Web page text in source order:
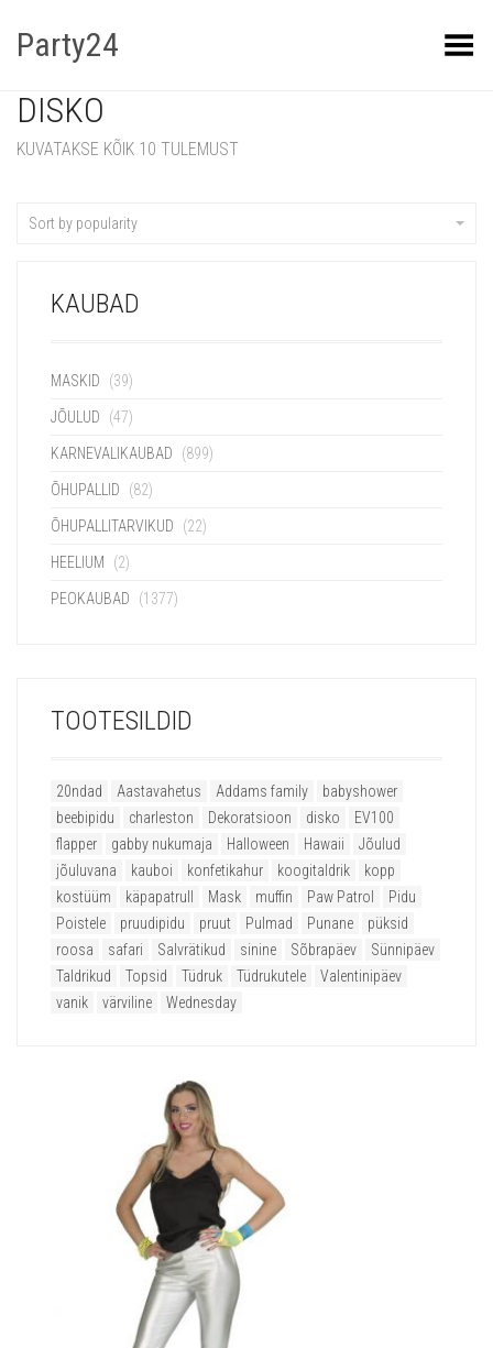
Party24 Kuva menüü
DISKO
KUVATAKSE KÕIK 10 TULEMUST
Sort by popularity
KAUBAD
MASKID (39)
JÕULUD (47)
KARNEVALIKAUBAD (899)
ÕHUPALLID (82)
ÕHUPALLITARVIKUD (22)
HEELIUM (2)
PEOKAUBAD (1377)
TOOTESILDID
20ndad Aastavahetus Addams family
babyshower
beebipidu
charleston Dekoratsioon disko
EV100
flapper
gabby nukumaja Halloween Hawaii
Jõulud
jõuluvana
kauboi konfetikahur koogitaldrik
kopp
kostüüm
käpapatrull Mask muffin Paw Patrol
Pidu
Poistele
pruudipidu pruut Pulmad Punane
püksid
roosa
safari Salvrätikud sinine Sõbrapäev
Sünnipäev
Taldrikud
Topsid Tüdruk Tüdrukutele
Valentinipäev
vanik
värviline Wednesday